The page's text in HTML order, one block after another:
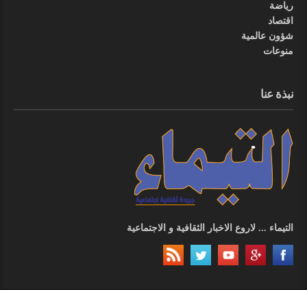
رياضة
اقتصاد
شؤون عالمية
منوعات
نبذة عنا
التيماء ... لاروع الاخبار الثقافية و الاجتماعية